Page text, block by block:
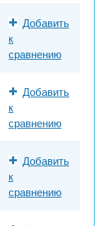
Добавить
к
сравнению
Добавить
к
сравнению
Добавить
к
сравнению